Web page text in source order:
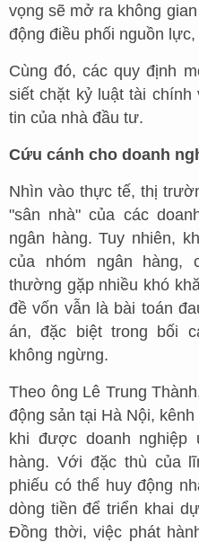
vọng sẽ mở ra không
động điều phối nguồn
Cùng đó, các quy định
siết chặt kỷ luật tài chính
tin của nhà đầu tư.
Cứu cánh cho doanh
Nhìn vào thực tế, thị
"sân nhà" của các
ngân hàng. Tuy nhiên,
của nhóm ngân hàng,
thường gặp nhiều khó
đề vốn vẫn là bài toán
án, đặc biệt trong bối
không ngừng.
Theo ông Lê Trung
động sản tại Hà Nội,
khi được doanh
hàng. Với đặc thù của
phiếu có thể huy động
dòng tiền để triển khai
Đồng thời, việc phát